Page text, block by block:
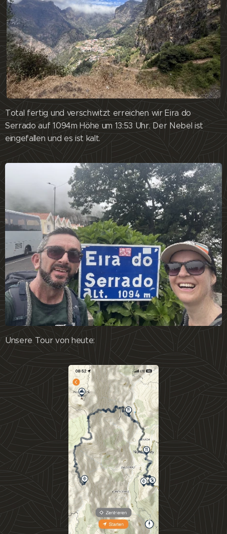
Total fertig und verschwitzt erreichen wir Eira do
Serrado auf 1094m Höhe um 13:53 Uhr. Der Nebel ist
eingefallen und es ist kalt.
Unsere Tour von heute: